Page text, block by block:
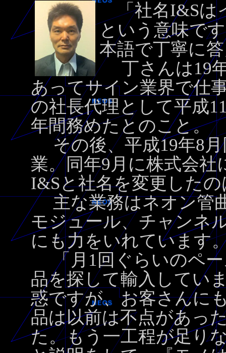
「社名I&S
という意味で
本語で丁寧に
丁さんは19年
あってサイン業界で仕
の社長代理として平成
年間務めたとのこと。
その後、平成19年8月
業。同年9月に株式会
I&Sと社名を変更した
主な業務はネオン管
モジュール、チャンネ
にも力をいれています
「月1回ぐらいのペー
品を探して輸入してい
惑ですが、お客さんに
品は以前は不点があっ
た。もう一工程が足り